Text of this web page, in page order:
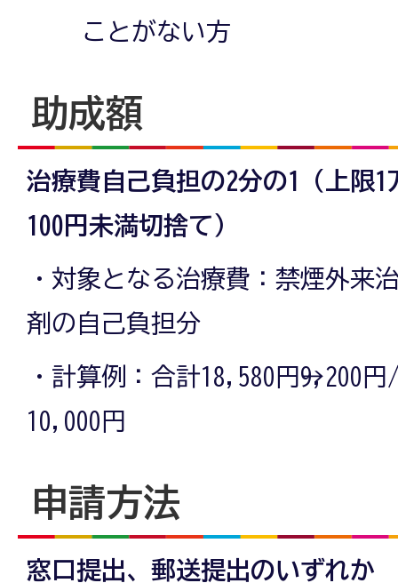
ことがない方
助成額
治療費自己負担の2分の1（上限1
100円未満切捨て）
・対象となる治療費：禁煙外来
剤の自己負担分
・計算例：合計18,580円→9,200
10,000円
申請方法
窓口提出、郵送提出のいずれか